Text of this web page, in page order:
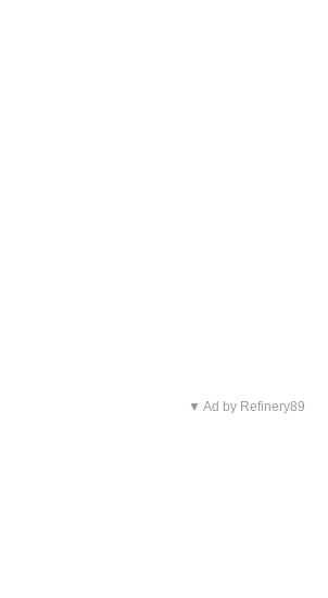
▼ Ad by Refinery89